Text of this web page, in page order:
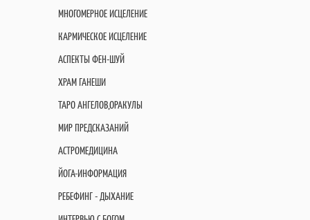
МНОГОМЕРНОЕ ИСЦЕЛЕНИЕ
КАРМИЧЕСКОЕ ИСЦЕЛЕНИЕ
АСПЕКТЫ ФЕН-ШУЙ
ХРАМ ГАНЕШИ
ТАРО АНГЕЛОВ,ОРАКУЛЫ
МИР ПРЕДСКАЗАНИЙ
АСТРОМЕДИЦИНА
ЙОГА-ИНФОРМАЦИЯ
РЕБЕФИНГ - ДЫХАНИЕ